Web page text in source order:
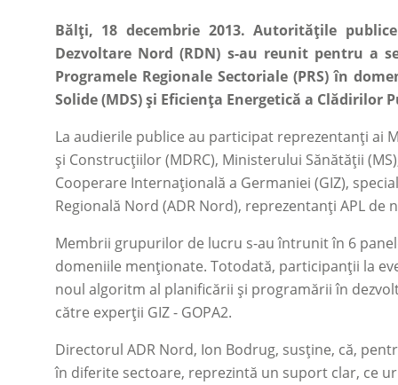
Bălți, 18 decembrie 2013. Autoritățile
Dezvoltare Nord (RDN) s-au reunit pentru a
Programele Regionale Sectoriale (PRS) în
Solide (MDS) și Eficiența Energetică a Clădirilor
La audierile publice au participat reprezentanți ai
și Construcțiilor (MDRC), Ministerului Sănătății
Cooperare Internațională a Germaniei (GIZ),
Regională Nord (ADR Nord), reprezentanți APL de
Membrii grupurilor de lucru s-au întrunit în 6
domeniile menționate. Totodată, participanții la
noul algoritm al planificării și programării în
către experții GIZ - GOPA2.
Directorul ADR Nord, Ion Bodrug, susține, că,
în diferite sectoare, reprezintă un suport clar, ce